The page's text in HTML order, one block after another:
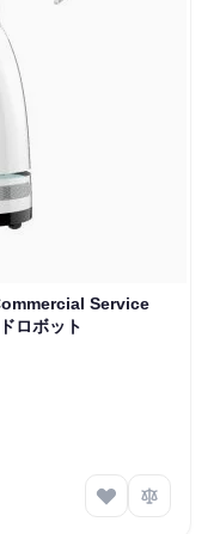
Service
ロボット